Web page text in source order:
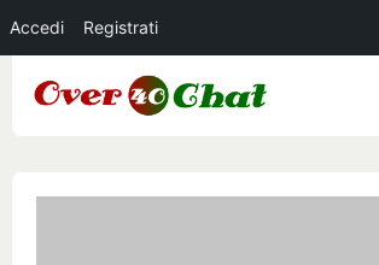
Accedi Registrati